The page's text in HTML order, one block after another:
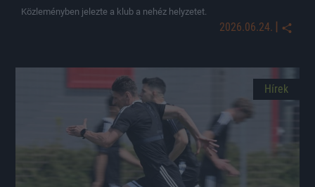
Közleményben jelezte a klub a nehéz helyzetet.
2026.06.24. |
Hírek